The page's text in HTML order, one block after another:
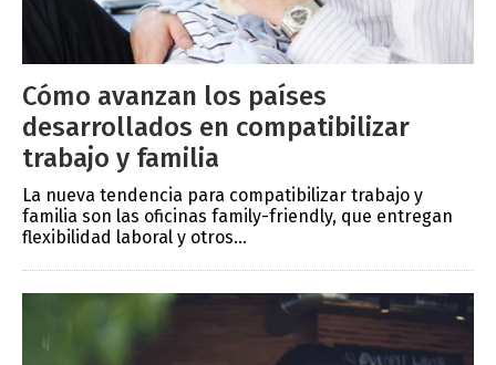
Cómo avanzan los países
desarrollados en compatibilizar
trabajo y familia
La nueva tendencia para compatibilizar trabajo y
familia son las oficinas family-friendly, que entregan
flexibilidad laboral y otros...